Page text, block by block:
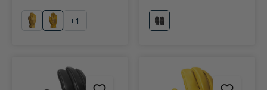
gelbgelb/grau
+1
schwarz